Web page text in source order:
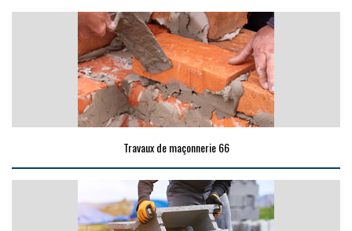
Travaux de maçonnerie 66